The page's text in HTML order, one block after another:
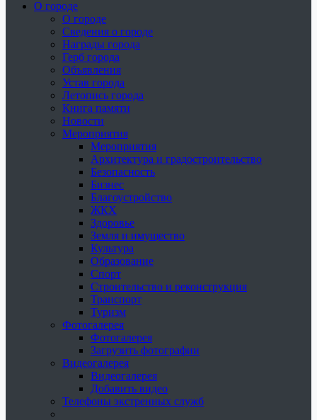
О городе
О городе
Сведения о городе
Награды города
Герб города
Объявления
Устав города
Летопись города
Книга памяти
Новости
Мероприятия
Мероприятия
Архитектура и градостроительство
Безопасность
Бизнес
Благоустройство
ЖКХ
Здоровье
Земля и имущество
Культура
Образование
Спорт
Строительство и реконструкция
Транспорт
Туризм
Фотогалерея
Фотогалерея
Загрузить фотографии
Видеогалерея
Видеогалерея
Добавить видео
Телефоны экстренных служб